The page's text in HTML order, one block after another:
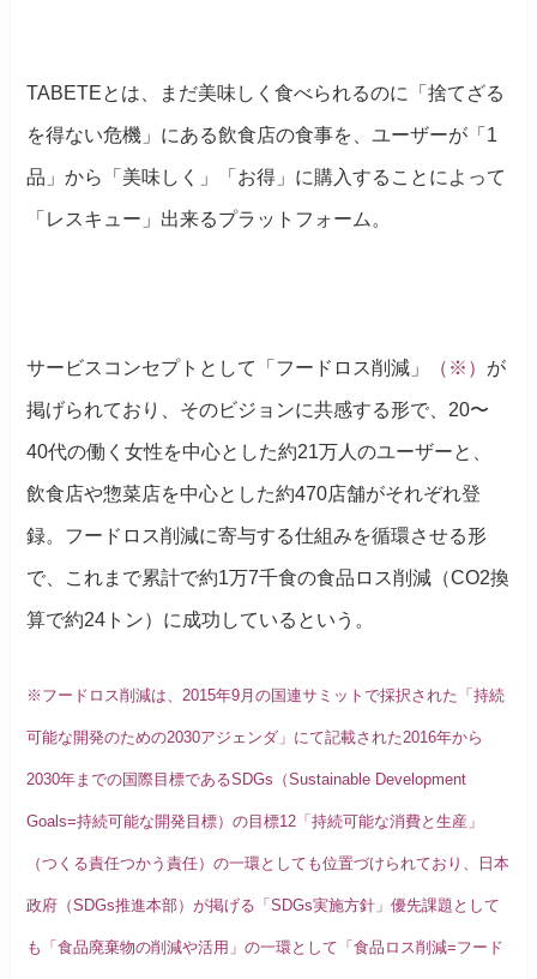
TABETEとは、まだ美味しく食べられるのに「捨てざる
を得ない危機」にある飲食店の食事を、ユーザーが「1
品」から「美味しく」「お得」に購入することによって
「レスキュー」出来るプラットフォーム。
サービスコンセプトとして「フードロス削減」 （※） が
掲げられており、そのビジョンに共感する形で、20〜
40代の働く女性を中心とした約21万人のユーザーと、
飲食店や惣菜店を中心とした約470店舗がそれぞれ登
録。フードロス削減に寄与する仕組みを循環させる形
で、これまで累計で約1万7千食の食品ロス削減（CO2換
算で約24トン）に成功しているという。
※フードロス削減は、2015年9月の国連サミットで採択された「持続
可能な開発のための2030アジェンダ」にて記載された2016年から
2030年までの国際目標であるSDGs（Sustainable Development
Goals=持続可能な開発目標）の目標12「持続可能な消費と生産」
（つくる責任つかう責任）の一環としても位置づけられており、日本
政府（SDGs推進本部）が掲げる「SDGs実施方針」優先課題として
も「食品廃棄物の削減や活用」の一環として「食品ロス削減=フード